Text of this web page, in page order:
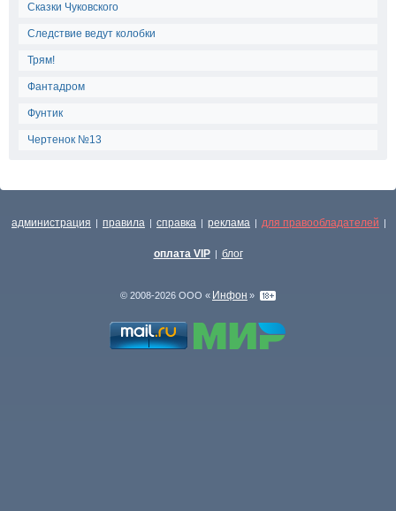
Сказки Чуковского
Следствие ведут колобки
Трям!
Фантадром
Фунтик
Чертенок №13
администрация | правила | справка | реклама | для правообладателей |
оплата VIP | блог
© 2008-2026 ООО « Инфон »